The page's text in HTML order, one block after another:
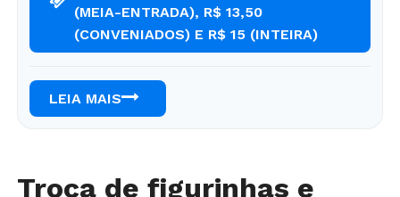
(MEIA-ENTRADA), R$ 13,50
(CONVENIADOS) E R$ 15 (INTEIRA)
LEIA MAIS
Troca de figurinhas e